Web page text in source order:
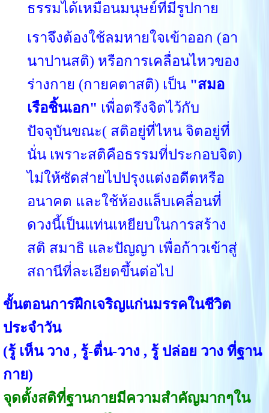
ธรรมได้เหมือนมนุษย์ที่มีรูปกาย
เราจึงต้องใช้ลมหายใจเข้าออก (อา
นาปานสติ) หรือการเคลื่อนไหวของ
ร่างกาย (กายคตาสติ) เป็น "สมอ
เรือชิ้นเอก" เพื่อตรึงจิตไว้กับ
ปัจจุบันขณะ( สติอยู่ที่ไหน จิตอยู่ที่
นั่น เพราะสติคือธรรมที่ประกอบจิต)
ไม่ให้ซัดส่ายไปปรุงแต่งอดีตหรือ
อนาคต และใช้ห้องแล็บเคลื่อนที่
ดวงนี้เป็นแท่นเหยียบในการสร้าง
สติ สมาธิ และปัญญา เพื่อก้าวเข้าสู่
สถานีที่ละเอียดขึ้นต่อไป
ขั้นตอนการฝึกเจริญแก่นมรรคในชีวิต
ประจำวัน
(รู้ เห็น วาง , รู้-ตื่น-วาง , รู้ ปล่อย วาง ที่ฐาน
กาย)
จุดตั้งสติที่ฐานกายมีความสำคัญมากๆใน